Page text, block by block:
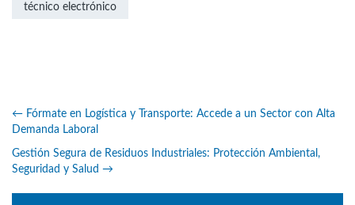
técnico electrónico
← Fórmate en Logística y Transporte: Accede a un Sector con Alta
Demanda Laboral
Gestión Segura de Residuos Industriales: Protección Ambiental,
Seguridad y Salud →